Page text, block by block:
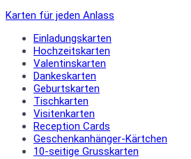
Karten für jeden Anlass
Einladungskarten
Hochzeitskarten
Valentinskarten
Dankeskarten
Geburtskarten
Tischkarten
Visitenkarten
Reception Cards
Geschenkanhänger-Kärtchen
10-seitige Grusskarten